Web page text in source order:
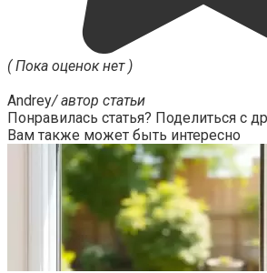
( Пока оценок нет )
Andrey/ автор статьи
Понравилась статья? Поделиться с
Вам также может быть интересно